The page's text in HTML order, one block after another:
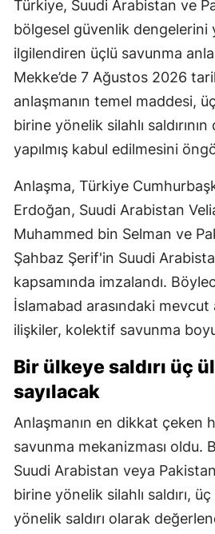
Türkiye, Suudi Arabistan ve
bölgesel güvenlik dengelerini
ilgilendiren üçlü savunma
Mekke’de 7 Ağustos 2026
anlaşmanın temel maddesi,
birine yönelik silahlı
yapılmış kabul edilmesini
Anlaşma, Türkiye
Erdoğan, Suudi Arabistan
Muhammed bin Selman ve
Şahbaz Şerif'in Suudi
kapsamında imzalandı.
İslamabad arasındaki
ilişkiler, kolektif savunma
Bir ülkeye saldırı üç
sayılacak
Anlaşmanın en dikkat çeken
savunma mekanizması oldu.
Suudi Arabistan veya
birine yönelik silahlı saldırı,
yönelik saldırı olarak